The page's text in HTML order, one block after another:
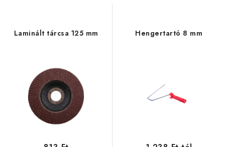
Laminált tárcsa 125 mm Hengertartó 8 mm